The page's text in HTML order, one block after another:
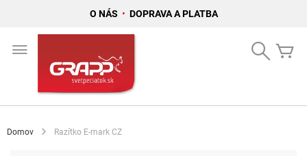
O NÁS • DOPRAVA A PLATBA
Search
Domov Razítko E-mark CZ